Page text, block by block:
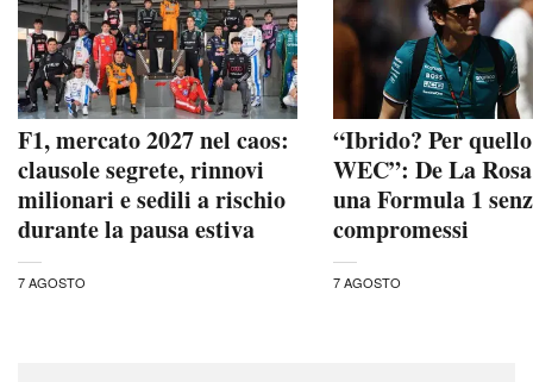
F1, mercato 2027 nel caos:
clausole segrete, rinnovi
milionari e sedili a rischio
durante la pausa estiva
7 AGOSTO
“Ibrido? Per
WEC”: De La
una Formula 1
compromessi
7 AGOSTO